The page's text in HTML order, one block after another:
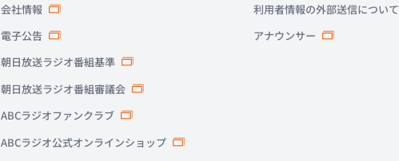
会社情報
電子公告
朝日放送ラジオ番組基準
朝日放送ラジオ番組審議会
ABCラジオファンクラブ
ABCラジオ公式オンラインショップ
利用者情報の外部送信について
アナウンサー